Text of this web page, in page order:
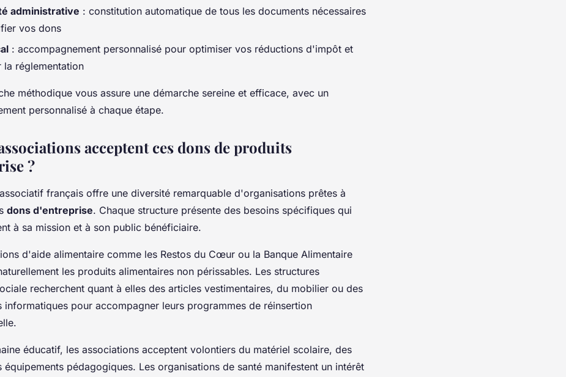
administrative : constitution automatique de tous les documents nécessaires
vos dons
: accompagnement personnalisé pour optimiser vos réductions d'impôt et
la réglementation
méthodique vous assure une démarche sereine et efficace, avec un
personnalisé à chaque étape.
acceptent ces dons de produits
?
français offre une diversité remarquable d'organisations prêtes à
dons d'entreprise. Chaque structure présente des besoins spécifiques qui
à sa mission et à son public bénéficiaire.
d'aide alimentaire comme les Restos du Cœur ou la Banque Alimentaire
les produits alimentaires non périssables. Les structures
recherchent quant à elles des articles vestimentaires, du mobilier ou des
informatiques pour accompagner leurs programmes de réinsertion
éducatif, les associations acceptent volontiers du matériel scolaire, des
équipements pédagogiques. Les organisations de santé manifestent un intérêt